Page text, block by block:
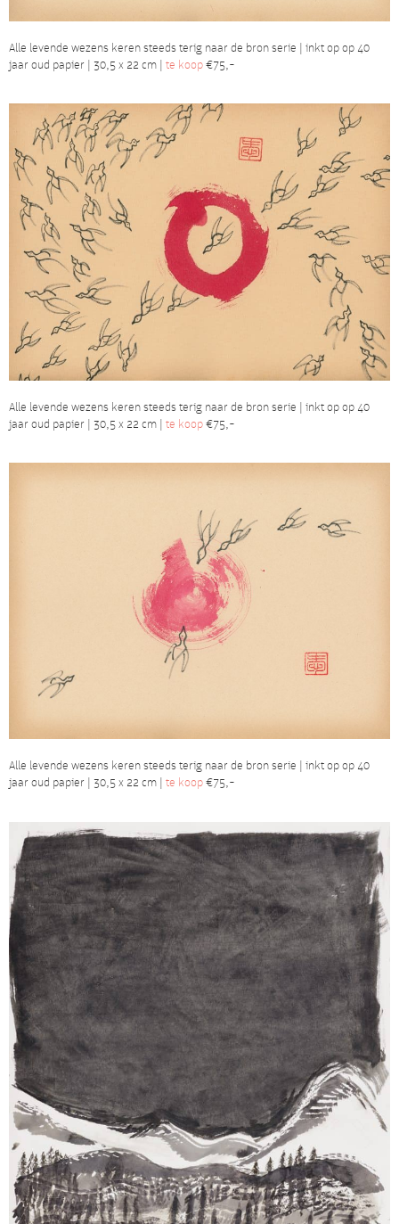
Alle levende wezens keren steeds terig naar de bron serie | inkt op op 40
jaar oud papier | 30,5 x 22 cm | te koop€75,-
Alle levende wezens keren steeds terig naar de bron serie | inkt op op 40
jaar oud papier | 30,5 x 22 cm | te koop€75,-
Alle levende wezens keren steeds terig naar de bron serie | inkt op op 40
jaar oud papier | 30,5 x 22 cm | te koop€75,-